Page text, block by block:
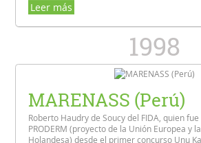
Leer más
1998
MARENASS (Perú)
Roberto Haudry de Soucy del FIDA, quien
PRODERM (proyecto de la Unión Europea y
Holandesa) desde el primer concurso Unu